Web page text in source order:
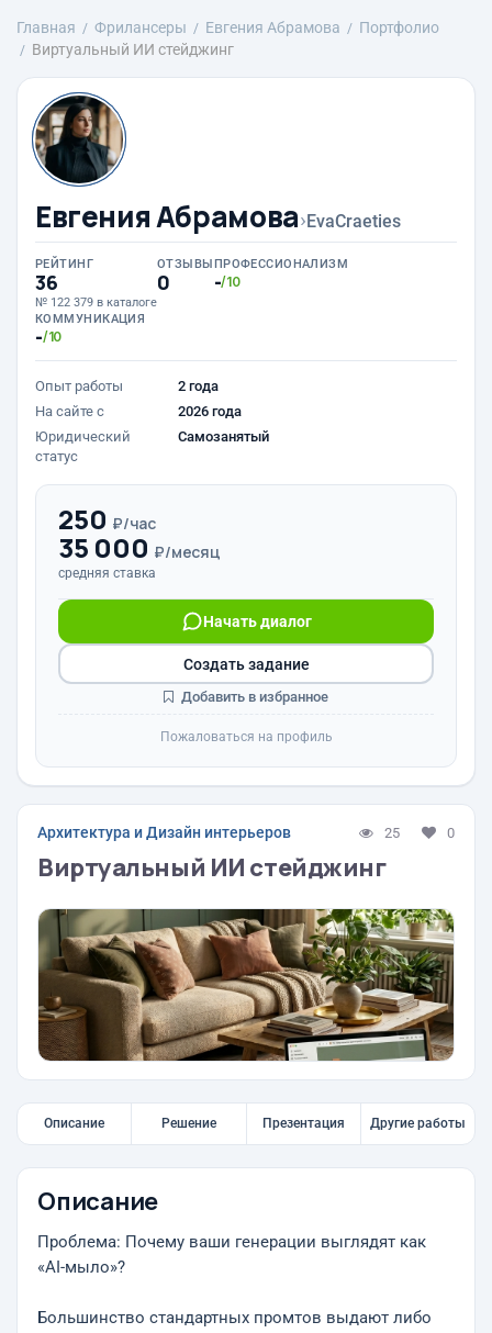
Главная Фрилансеры Евгения Абрамова
Портфолио
Виртуальный ИИ стейджинг
Евгения Абрамова›EvaCraeties
РЕЙТИНГ
36
№ 122 379 в каталоге
ОТЗЫВЫ
0
ПРОФЕССИОНАЛИЗМ
-/10
КОММУНИКАЦИЯ
-/10
Опыт работы
2 года
На сайте с
2026 года
Юридический
статус
Самозанятый
250 ₽/час
35 000 ₽/месяц
средняя ставка
Начать диалог
Создать задание
Добавить в избранное
Пожаловаться на профиль
Архитектура и Дизайн интерьеров 25 0
Виртуальный ИИ стейджинг
Описание Решение Презентация Другие работы
Описание
Проблема: Почему ваши генерации выглядят как
«AI-мыло»?
Большинство стандартных промтов выдают либо